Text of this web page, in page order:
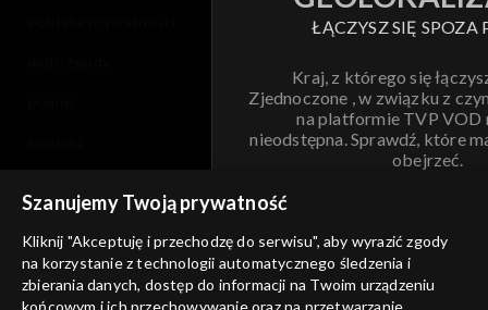
ŁĄCZYSZ SIĘ SPOZA
Kraj, z którego się
Zjednoczone , w związku z
na platformie TVP VOD
nieodstępna. Sprawdź, które
obejrzeć.
ANULUJ
informacje o dostawcy usług
Szanujemy Twoją prywatność
Kliknij "Akceptuję i przechodzę do serwisu", aby wyrazić zgody
na korzystanie z technologii automatycznego śledzenia i
zbierania danych, dostęp do informacji na Twoim urządzeniu
końcowym i ich przechowywanie oraz na przetwarzanie